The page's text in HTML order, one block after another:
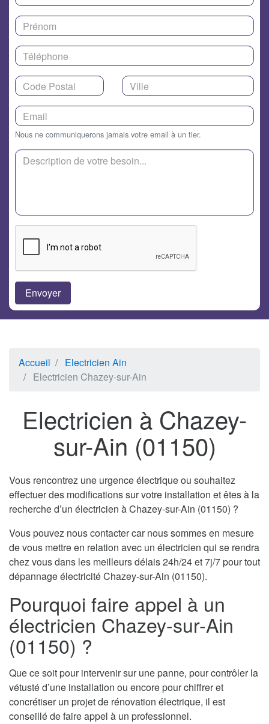
Nous ne communiquerons jamais votre email à un tier.
Accueil
Electricien Ain
Electricien Chazey-sur-Ain
Electricien à Chazey-
sur-Ain (01150)
Vous rencontrez une urgence électrique ou souhaitez
effectuer des modifications sur votre installation et êtes à la
recherche d’un électricien à Chazey-sur-Ain (01150) ?
Vous pouvez nous contacter car nous sommes en mesure
de vous mettre en relation avec un électricien qui se rendra
chez vous dans les meilleurs délais 24h/24 et 7j/7 pour tout
dépannage électricité Chazey-sur-Ain (01150).
Pourquoi faire appel à un
électricien Chazey-sur-Ain
(01150) ?
Que ce soit pour intervenir sur une panne, pour contrôler la
vétusté d’une installation ou encore pour chiffrer et
concrétiser un projet de rénovation électrique, il est
conseillé de faire appel à un professionnel.